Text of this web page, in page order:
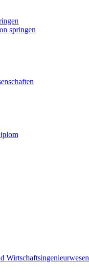
springen
Wirtschaftsingenieurwesen